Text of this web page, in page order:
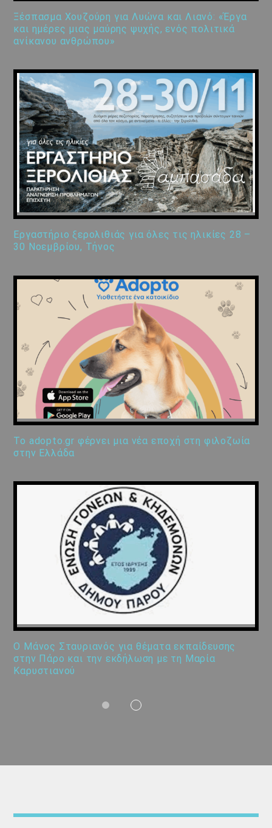
Ξέσπασμα Χουζούρη για Λυώνα και Λιανό: «Έργα
και ημέρες μιας μαύρης ψυχής, ενός πολιτικά
ανίκανου ανθρώπου»
Εργαστήριο ξερολιθιάς για όλες τις ηλικίες 28 –
30 Νοεμβρίου, Τήνος
Το adopto.gr φέρνει μια νέα εποχή στη φιλοζωία
στην Ελλάδα
Ο Μάνος Σταυριανός για θέματα εκπαίδευσης
στην Πάρο και την εκδήλωση με τη Μαρία
Καρυστιανού